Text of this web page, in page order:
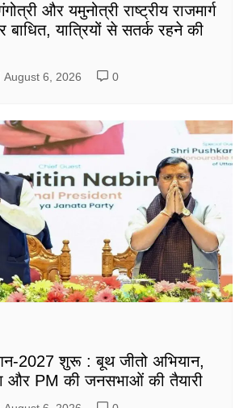
और यमुनोत्री राष्ट्रीय राजमार्ग
बाधित, यात्रियों से सतर्क रहने की
August 6, 2026 0
2027 शुरू : बूथ जीतो अभियान,
और PM की जनसभाओं की तैयारी